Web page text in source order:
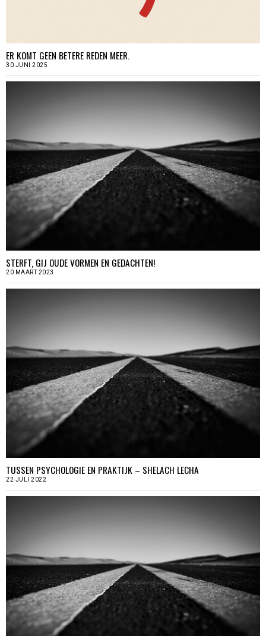
ER KOMT GEEN BETERE REDEN MEER.
30 JUNI 2025
STERFT, GIJ OUDE VORMEN EN GEDACHTEN!
20 MAART 2023
TUSSEN PSYCHOLOGIE EN PRAKTIJK – SHELACH LECHA
22 JULI 2022